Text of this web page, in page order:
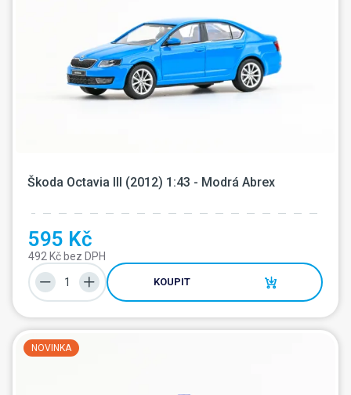
Škoda Octavia III (2012) 1:43 - Modrá Abrex
595 Kč
492 Kč bez DPH
KOUPIT
NOVINKA